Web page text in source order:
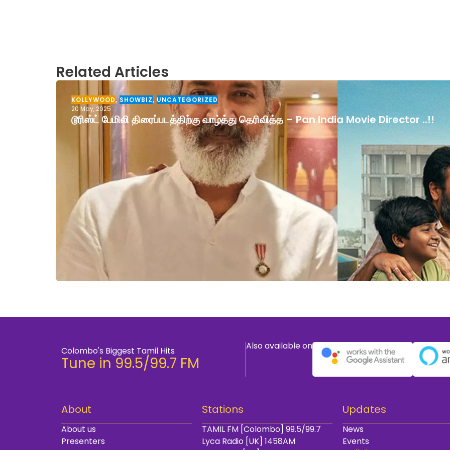
Related Articles
KOLLYWOOD,SHOWBIZ, UNCATEGORIZED
20 May, 2025
டூரிஸ்ட் பேமிலி திரைப்படத்திற்கு வாழ்த்து தெரிவித்த – Pan India Movie Director ..!!
Colombo's Biggest Tamil Hits
Tune in 99.5/99.7 FM
Also available on
About
About us
Presenters
Stations
TAMIL FM [Colombo] 99.5/99.7
Lyca Radio [UK] 1458AM
Updates
News
Events